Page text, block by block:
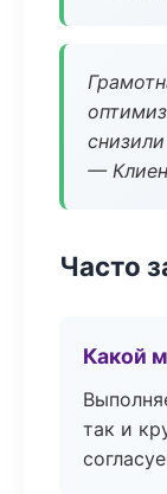
—
Часто
Какой
так и